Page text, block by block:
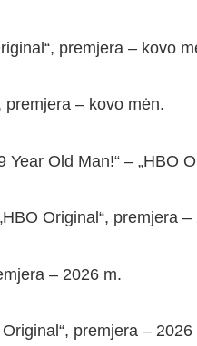
premjera – kovo
premjera – kovo mėn.
Old Man!“ – „HBO
Original“, premjera –
– 2026 m.
premjera – 2026